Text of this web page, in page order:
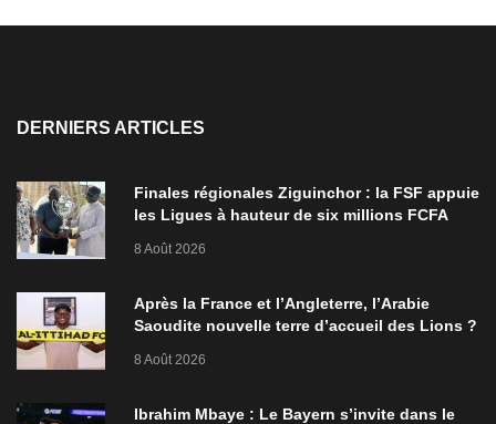
DERNIERS ARTICLES
Finales régionales Ziguinchor : la FSF appuie
les Ligues à hauteur de six millions FCFA
8 Août 2026
Après la France et l’Angleterre, l’Arabie
Saoudite nouvelle terre d’accueil des Lions ?
8 Août 2026
Ibrahim Mbaye : Le Bayern s’invite dans le